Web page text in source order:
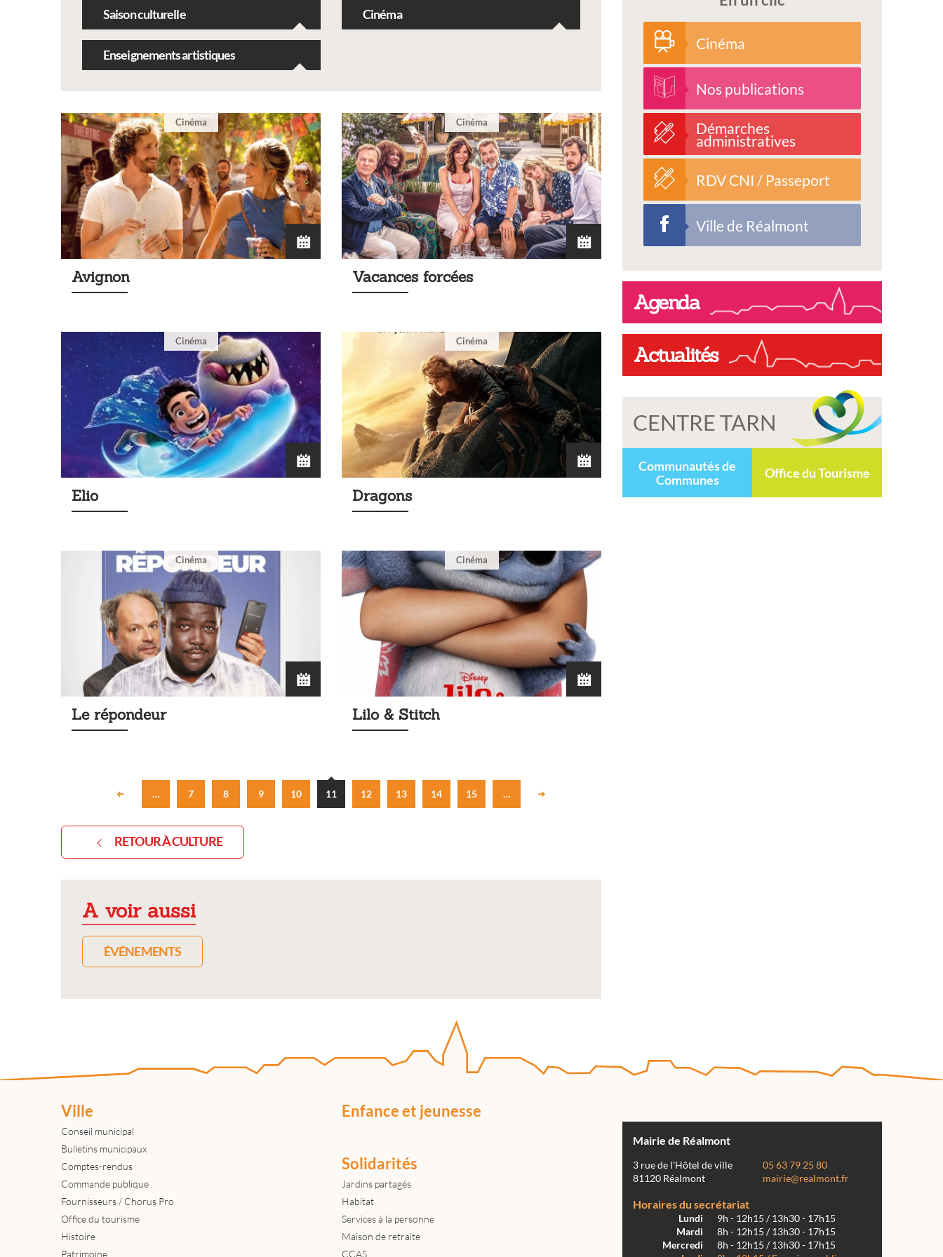
Saison culturelle Cinéma
Enseignements artistiques
Cinéma
Avignon
Cinéma
Vacances forcées
Cinéma
Elio
Cinéma
Dragons
Cinéma
Le répondeur
Cinéma
Lilo & Stitch
… 7 8 9 10 11 12 13 14 15 …
RETOUR À CULTURE
A voir aussi
ÉVÉNEMENTS
Cinéma
Nos publications
Démarches
administratives
RDV CNI / Passeport
Ville de Réalmont
Agenda
Actualités
CENTRE TARN
Communautés de
Communes
Office du Tourisme
Ville
Conseil municipal
Bulletins municipaux
Comptes-rendus
Commande publique
Fournisseurs / Chorus Pro
Office du tourisme
Histoire
Patrimoine
Enfance et jeunesse
Solidarités
Jardins partagés
Habitat
Services à la personne
Maison de retraite
CCAS
Mairie de Réalmont
3 rue de l'Hôtel de ville
81120 Réalmont
05 63 79 25 80
mairie@realmont.fr
Horaires du secrétariat
Lundi
9h - 12h15 / 13h30 - 17h15
Mardi
8h - 12h15 / 13h30 - 17h15
Mercredi
8h - 12h15 / 13h30 - 17h15